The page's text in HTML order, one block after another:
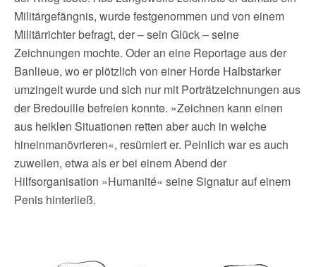
Militärgefängnis, wurde festgenommen und von einem
Militärrichter befragt, der – sein Glück – seine
Zeichnungen mochte. Oder an eine Reportage aus der
Banlieue, wo er plötzlich von einer Horde Halbstarker
umzingelt wurde und sich nur mit Porträtzeichnungen aus
der Bredouille befreien konnte. »Zeichnen kann einen
aus heiklen Situationen retten aber auch in welche
hineinmanövrieren«, resümiert er. Peinlich war es auch
zuweilen, etwa als er bei einem Abend der
Hilfsorganisation »Humanité« seine Signatur auf einem
Penis hinterließ.